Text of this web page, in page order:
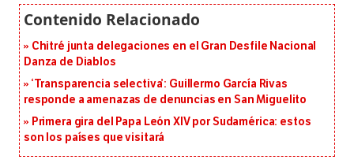
Chitré junta delegaciones en el Gran Desfile Nacional
Danza de Diablos
‘Transparencia selectiva’: Guillermo García Rivas
responde a amenazas de denuncias en San Miguelito
Primera gira del Papa León XIV por Sudamérica: estos
son los países que visitará